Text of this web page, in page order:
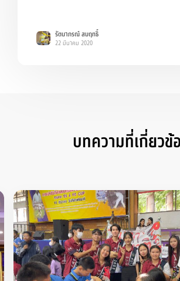
รัตนาภรณ์ สมฤทธิ์
22 มีนาคม 2020
บทความที่เกี่ยวข้